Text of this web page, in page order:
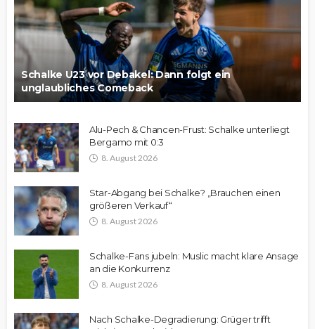
Schalke U23 vor Debakel: Dann folgt ein
unglaubliches Comeback
Alu-Pech & Chancen-Frust: Schalke unterliegt
Bergamo mit 0:3
8. August 2026
Star-Abgang bei Schalke? „Brauchen einen
größeren Verkauf“
8. August 2026
Schalke-Fans jubeln: Muslic macht klare Ansage
an die Konkurrenz
8. August 2026
Nach Schalke-Degradierung: Grüger trifft